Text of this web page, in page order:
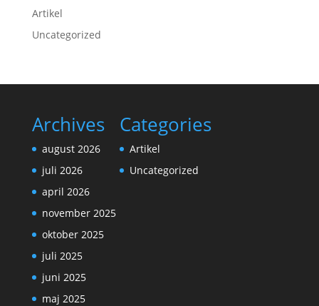
Artikel
Uncategorized
Archives
august 2026
juli 2026
april 2026
november 2025
oktober 2025
juli 2025
juni 2025
maj 2025
Categories
Artikel
Uncategorized